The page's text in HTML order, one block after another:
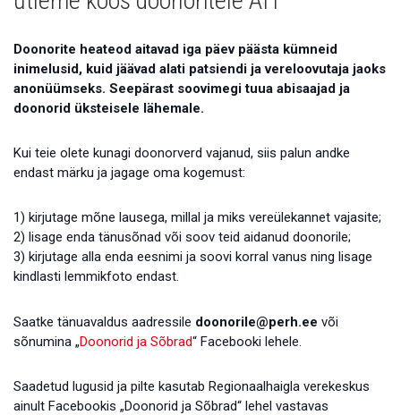
Galerii
Koostöö
Tule tööle!
Andmekaitse
Doonorite heateod aitavad iga päev päästa kümneid
inimelusid, kuid jäävad alati patsiendi ja vereloovutaja jaoks
anonüümseks. Seepärast soovimegi tuua abisaajad ja
doonorid üksteisele lähemale.
Kui teie olete kunagi doonorverd vajanud, siis palun andke
endast märku ja jagage oma kogemust:
1) kirjutage mõne lausega, millal ja miks vereülekannet vajasite;
2) lisage enda tänusõnad või soov teid aidanud doonorile;
3) kirjutage alla enda eesnimi ja soovi korral vanus ning lisage
kindlasti lemmikfoto endast.
Saatke tänuavaldus aadressile doonorile@perh.ee või
sõnumina „Doonorid ja Sõbrad“ Facebooki lehele.
Saadetud lugusid ja pilte kasutab Regionaalhaigla verekeskus
ainult Facebookis „Doonorid ja Sõbrad“ lehel vastavas